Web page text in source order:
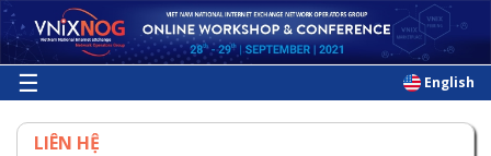
Skip to main content
☰ English
LIÊN HỆ